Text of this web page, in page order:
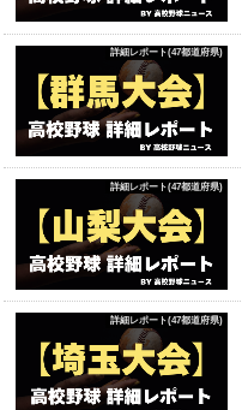
詳細レポート(47都道府県)
詳細レポート(47都道府県)
詳細レポート(47都道府県)